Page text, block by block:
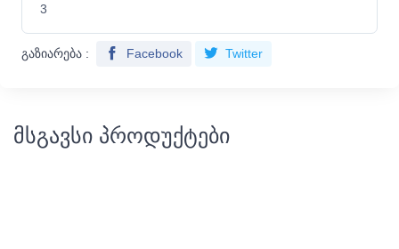
3
გაზიარება : Facebook Twitter
მსგავსი პროდუქტები